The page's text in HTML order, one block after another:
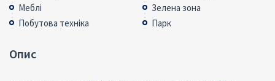
Меблі
Побутова техніка
Зелена зона
Парк
Опис